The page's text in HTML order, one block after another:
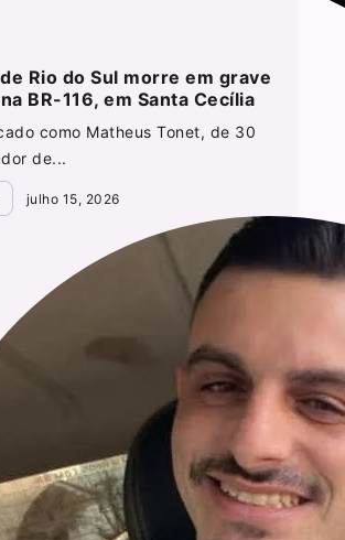
Rio do Sul morre em grave
BR-116, em Santa Cecília
como Matheus Tonet, de 30
de...
julho 15, 2026